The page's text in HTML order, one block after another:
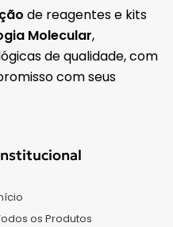
de reagentes e kits
Molecular,
de qualidade, com
com seus
os Produtos